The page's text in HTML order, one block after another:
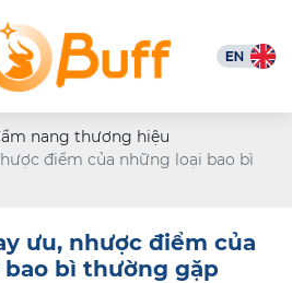
nang thương hiệu
điểm của những loại bao bì
ưu, nhược điểm của
bì thường gặp